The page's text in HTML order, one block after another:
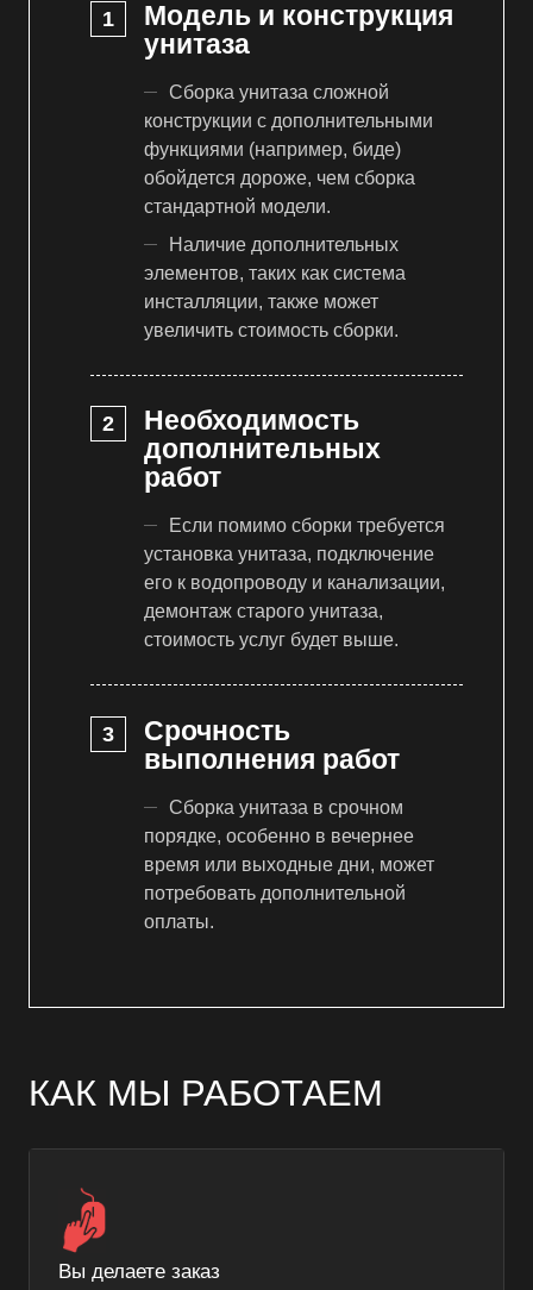
Модель и конструкция
унитаза
Сборка унитаза сложной
конструкции с дополнительными
функциями (например, биде)
обойдется дороже, чем сборка
стандартной модели.
Наличие дополнительных
элементов, таких как система
инсталляции, также может
увеличить стоимость сборки.
Необходимость
дополнительных
работ
Если помимо сборки требуется
установка унитаза, подключение
его к водопроводу и канализации,
демонтаж старого унитаза,
стоимость услуг будет выше.
Срочность
выполнения работ
Сборка унитаза в срочном
порядке, особенно в вечернее
время или выходные дни, может
потребовать дополнительной
оплаты.
КАК МЫ РАБОТАЕМ
Вы делаете заказ